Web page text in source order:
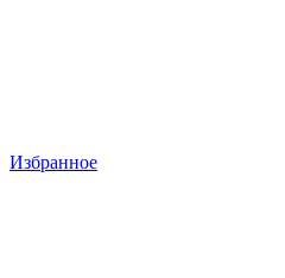
Избранное